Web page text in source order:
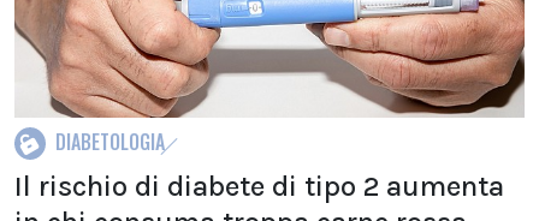
DIABETOLOGIA
Il rischio di diabete di tipo 2 aumenta